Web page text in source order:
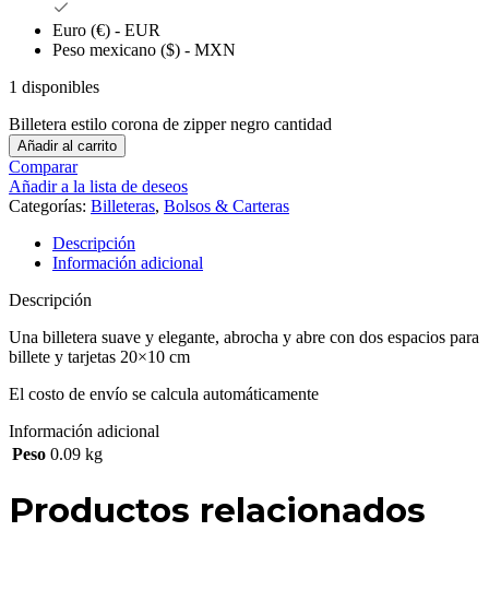
Euro (€) - EUR
Peso mexicano ($) - MXN
1 disponibles
Billetera estilo corona de zipper negro cantidad
Añadir al carrito
Comparar
Añadir a la lista de deseos
Categorías: Billeteras, Bolsos & Carteras
Descripción
Información adicional
Descripción
Una billetera suave y elegante, abrocha y abre con dos espacios para
billete y tarjetas 20×10 cm
El costo de envío se calcula automáticamente
Información adicional
Peso 0.09 kg
Productos relacionados